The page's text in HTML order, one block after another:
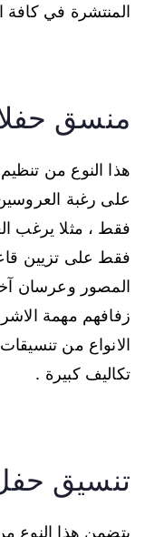
المنتشرة في كافة
منسق
هذا النوع من
على رغبة
فقط ، مثلا يرغب
فقط على تزيين
المصور وعرسان
زفافهم مهمة
الانواع من
تكاليف كبيرة .
تنسيق
يتضمن هذا النوع